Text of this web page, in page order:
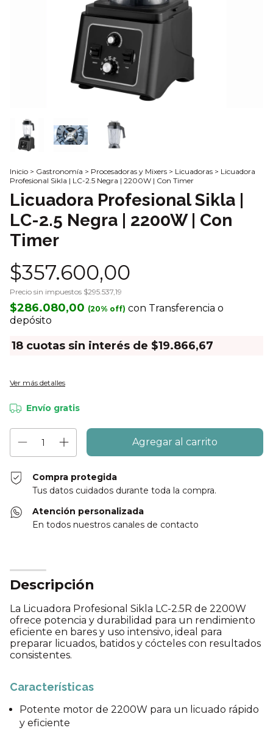
Inicio > Gastronomía > Procesadoras y Mixers > Licuadoras > Licuadora
Profesional Sikla | LC-2.5 Negra | 2200W | Con Timer
Licuadora Profesional Sikla |
LC-2.5 Negra | 2200W | Con
Timer
$357.600,00
Precio sin impuestos $295.537,19
$286.080,00 con Transferencia o
depósito
18 cuotas sin interés de $19.866,67
Ver más detalles
Envío gratis
Compra protegida
Tus datos cuidados durante toda la compra.
Atención personalizada
En todos nuestros canales de contacto
Descripción
La Licuadora Profesional Sikla LC-2.5R de 2200W
ofrece potencia y durabilidad para un rendimiento
eficiente en bares y uso intensivo, ideal para
preparar licuados, batidos y cócteles con resultados
consistentes.
Características
Potente motor de 2200W para un licuado rápido
y eficiente